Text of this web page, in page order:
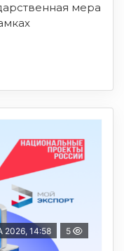
мера
2026, 14:58 5